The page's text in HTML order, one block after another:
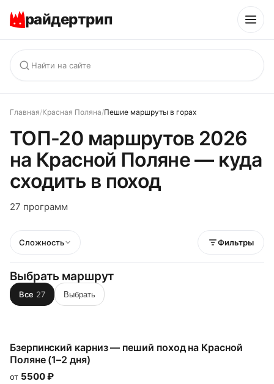
райдертрип
Главная/Красная Поляна/Пешие маршруты в горах
ТОП-20 маршрутов 2026
на Красной Поляне — куда
сходить в поход
27 программ
Сложность Фильтры
Выбрать маршрут
Все 27 Выбрать
Бзерпинский карниз — пеший поход на Красной
Поляне (1–2 дня)
от 5500₽